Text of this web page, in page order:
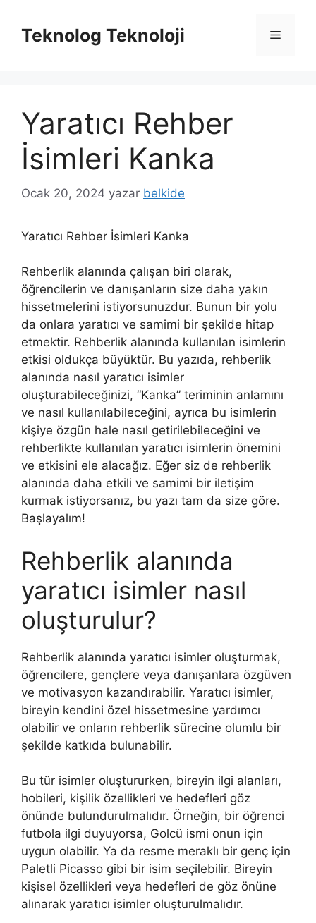
Teknolog Teknoloji Menü
Yaratıcı Rehber
İsimleri Kanka
Ocak 20, 2024 yazar belkide
Yaratıcı Rehber İsimleri Kanka
Rehberlik alanında çalışan biri olarak,
öğrencilerin ve danışanların size daha yakın
hissetmelerini istiyorsunuzdur. Bunun bir yolu
da onlara yaratıcı ve samimi bir şekilde hitap
etmektir. Rehberlik alanında kullanılan isimlerin
etkisi oldukça büyüktür. Bu yazıda, rehberlik
alanında nasıl yaratıcı isimler
oluşturabileceğinizi, “Kanka” teriminin anlamını
ve nasıl kullanılabileceğini, ayrıca bu isimlerin
kişiye özgün hale nasıl getirilebileceğini ve
rehberlikte kullanılan yaratıcı isimlerin önemini
ve etkisini ele alacağız. Eğer siz de rehberlik
alanında daha etkili ve samimi bir iletişim
kurmak istiyorsanız, bu yazı tam da size göre.
Başlayalım!
Rehberlik alanında
yaratıcı isimler nasıl
oluşturulur?
Rehberlik alanında yaratıcı isimler oluşturmak,
öğrencilere, gençlere veya danışanlara özgüven
ve motivasyon kazandırabilir. Yaratıcı isimler,
bireyin kendini özel hissetmesine yardımcı
olabilir ve onların rehberlik sürecine olumlu bir
şekilde katkıda bulunabilir.
Bu tür isimler oluştururken, bireyin ilgi alanları,
hobileri, kişilik özellikleri ve hedefleri göz
önünde bulundurulmalıdır. Örneğin, bir öğrenci
futbola ilgi duyuyorsa, Golcü ismi onun için
uygun olabilir. Ya da resme meraklı bir genç için
Paletli Picasso gibi bir isim seçilebilir. Bireyin
kişisel özellikleri veya hedefleri de göz önüne
alınarak yaratıcı isimler oluşturulmalıdır.